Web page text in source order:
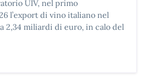
UIV, nel primo
l’export di vino italiano nel
2,34 miliardi di euro, in calo del